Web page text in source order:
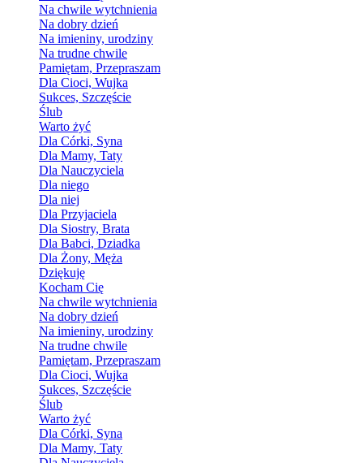
Na chwile wytchnienia
Na dobry dzień
Na imieniny, urodziny
Na trudne chwile
Pamiętam, Przepraszam
Dla Cioci, Wujka
Sukces, Szczęście
Ślub
Warto żyć
Dla Córki, Syna
Dla Mamy, Taty
Dla Nauczyciela
Dla niego
Dla niej
Dla Przyjaciela
Dla Siostry, Brata
Dla Babci, Dziadka
Dla Żony, Męża
Dziękuję
Kocham Cię
Na chwile wytchnienia
Na dobry dzień
Na imieniny, urodziny
Na trudne chwile
Pamiętam, Przepraszam
Dla Cioci, Wujka
Sukces, Szczęście
Ślub
Warto żyć
Dla Córki, Syna
Dla Mamy, Taty